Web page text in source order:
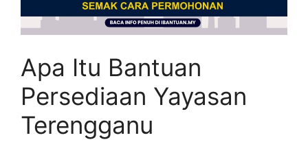
Apa Itu Bantuan
Persediaan Yayasan
Terengganu